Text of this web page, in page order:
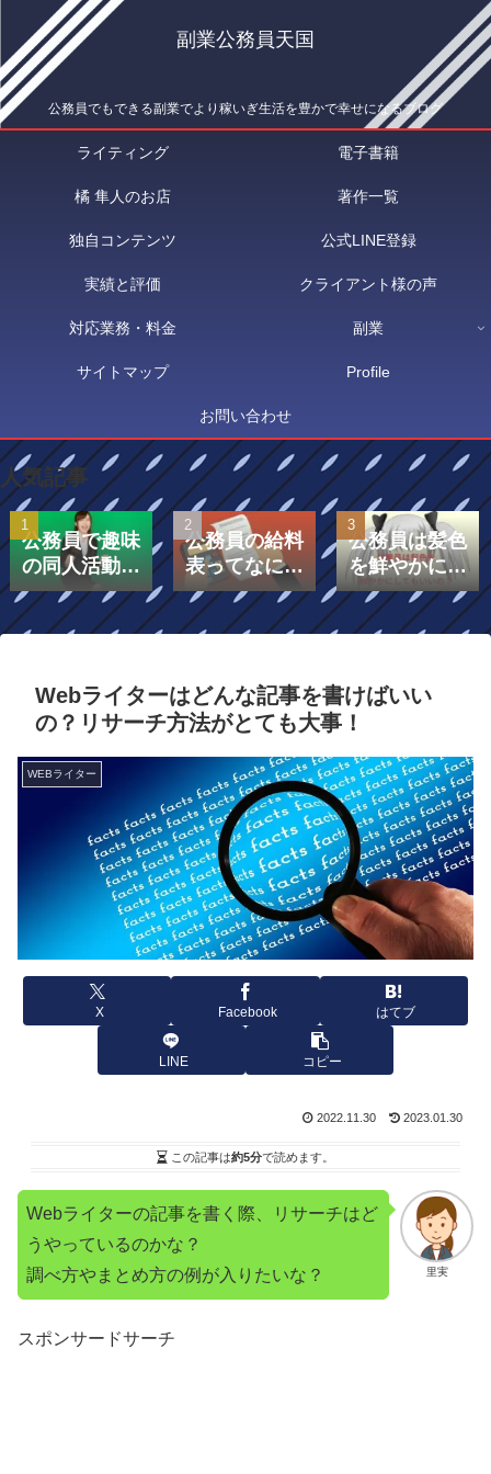
副業公務員天国
公務員でもできる副業でより稼いぎ生活を豊かで幸せになるブログ
ライティング 電子書籍
橘 隼人のお店 著作一覧
独自コンテンツ 公式LINE登録
実績と評価 クライアント様の声
対応業務・料金 副業
サイトマップ Profile
お問い合わせ
人気記事
公務員で趣味
の同人活動を
したら副業に
なる？
公務員の給料
表ってなに？
給料表は「号
給」と「級」
公務員は髪色
を鮮やかにし
てもいいの？
Webライターはどんな記事を書けばいい
の？リサーチ方法がとても大事！
WEBライター
X Facebook はてブ
LINE コピー
2022.11.30 2023.01.30
この記事は約5分で読めます。
里実
Webライターの記事を書く際、リサーチはど
うやっているのかな？
調べ方やまとめ方の例が入りたいな？
スポンサードサーチ